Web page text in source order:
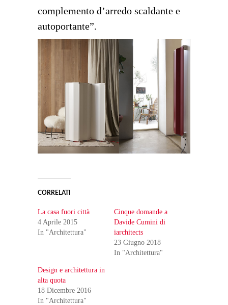
complemento d’arredo scaldante e
autoportante”.
CORRELATI
La casa fuori città
4 Aprile 2015
In "Architettura"
Cinque domande a
Davide Cumini di
iarchitects
23 Giugno 2018
In "Architettura"
Design e architettura in
alta quota
18 Dicembre 2016
In "Architettura"